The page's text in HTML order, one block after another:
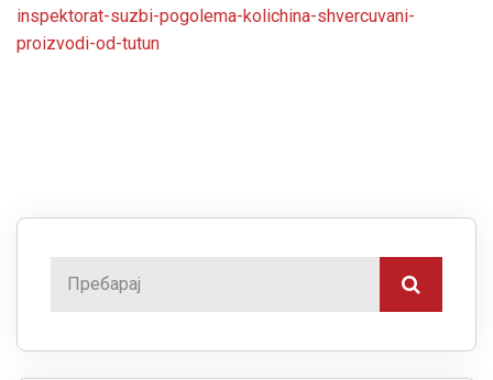
inspektorat-suzbi-pogolema-kolichina-shvercuvani-
proizvodi-od-tutun